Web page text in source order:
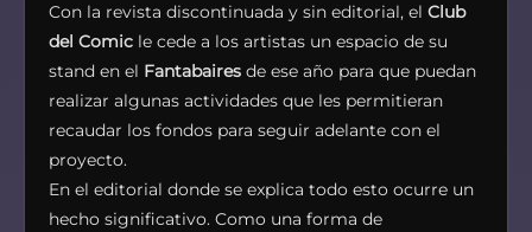
Con la revista discontinuada y sin editorial, el Club
del Comic le cede a los artistas un espacio de su
stand en el Fantabaires de ese año para que puedan
realizar algunas actividades que les permitieran
recaudar los fondos para seguir adelante con el
proyecto.
En el editorial donde se explica todo esto ocurre un
hecho significativo. Como una forma de